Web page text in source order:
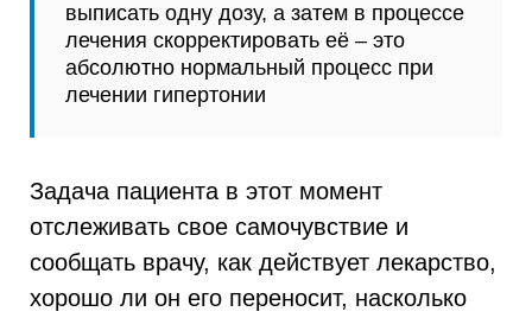
выписать одну дозу, а затем в процессе
лечения скорректировать её – это
абсолютно нормальный процесс при
лечении гипертонии
Задача пациента в этот момент
отслеживать свое самочувствие и
сообщать врачу, как действует лекарство,
хорошо ли он его переносит, насколько